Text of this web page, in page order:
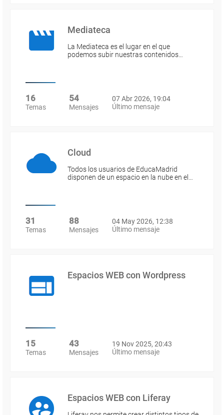
Mediateca
La Mediateca es el lugar en el que
podemos subir nuestras contenidos…
16
Temas
54
Mensajes
07 Abr 2026, 19:04
Último mensaje
Cloud
Todos los usuarios de EducaMadrid
disponen de un espacio en la nube en el…
31
Temas
88
Mensajes
04 May 2026, 12:38
Último mensaje
Espacios WEB con Wordpress
15
Temas
43
Mensajes
19 Nov 2025, 20:43
Último mensaje
Espacios WEB con Liferay